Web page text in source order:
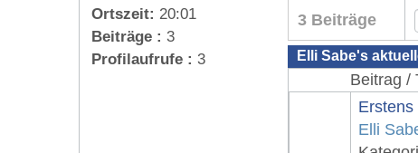
Ortszeit: 20:01
Beiträge : 3
Profilaufrufe : 3
3 Beiträge
Elli Sabe's
Beitrag /
Elli